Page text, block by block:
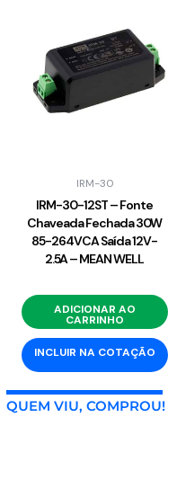
IRM-30
IRM-30-12ST – Fonte
Chaveada Fechada 30W
85-264VCA Saída 12V-
2.5A – MEAN WELL
ADICIONAR AO
CARRINHO
INCLUIR NA COTAÇÃO
QUEM VIU, COMPROU!